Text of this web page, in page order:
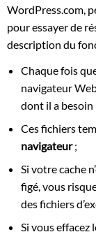
WordPress.com,
pour essayer de
description du
Chaque fois
navigateur
dont il a besoin
Ces fichiers
navigateur;
Si votre cache
figé, vous
des fichiers
Si vous effacez